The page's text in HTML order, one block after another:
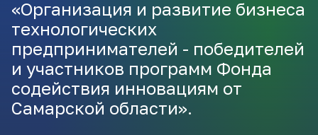
«Организация и развитие бизнеса
технологических
предпринимателей - победителей
и участников программ Фонда
содействия инновациям от
Самарской области».
Актуальные конкурсы
Анонсы публикаций
Новости компании
ПОЛЕЗНЫЕ СТАТЬИ И
НОВОСТИКАЖДЫЙ ДЕНЬ